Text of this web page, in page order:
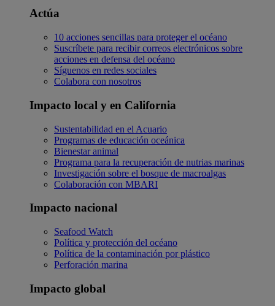
Actúa
10 acciones sencillas para proteger el océano
Suscríbete para recibir correos electrónicos sobre
acciones en defensa del océano
Síguenos en redes sociales
Colabora con nosotros
Impacto local y en California
Sustentabilidad en el Acuario
Programas de educación oceánica
Bienestar animal
Programa para la recuperación de nutrias marinas
Investigación sobre el bosque de macroalgas
Colaboración con MBARI
Impacto nacional
Seafood Watch
Política y protección del océano
Política de la contaminación por plástico
Perforación marina
Impacto global